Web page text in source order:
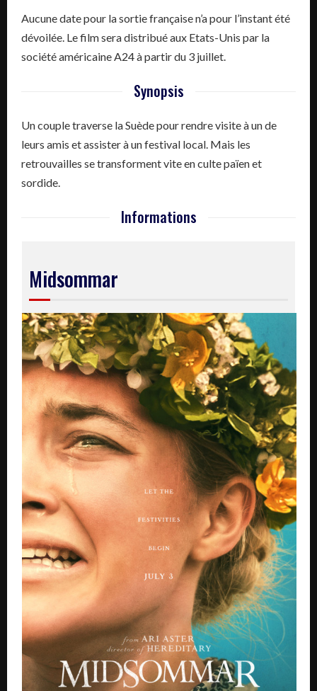
Aucune date pour la sortie française n’a pour l’instant été
dévoilée. Le film sera distribué aux Etats-Unis par la
société américaine A24 à partir du 3 juillet.
Synopsis
Un couple traverse la Suède pour rendre visite à un de
leurs amis et assister à un festival local. Mais les
retrouvailles se transforment vite en culte païen et
sordide.
Informations
Midsommar